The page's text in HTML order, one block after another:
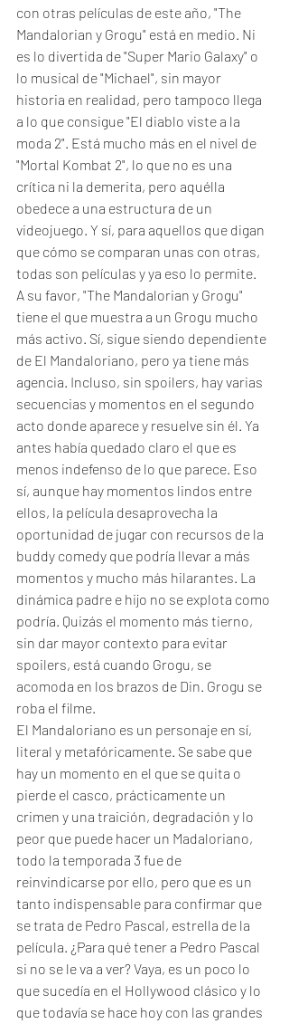
con otras películas de este año, "The
Mandalorian y Grogu" está en medio. Ni
es lo divertida de "Super Mario Galaxy" o
lo musical de "Michael", sin mayor
historia en realidad, pero tampoco llega
a lo que consigue "El diablo viste a la
moda 2". Está mucho más en el nivel de
"Mortal Kombat 2", lo que no es una
crítica ni la demerita, pero aquélla
obedece a una estructura de un
videojuego. Y sí, para aquellos que digan
que cómo se comparan unas con otras,
todas son películas y ya eso lo permite.
A su favor, "The Mandalorian y Grogu"
tiene el que muestra a un Grogu mucho
más activo. Sí, sigue siendo dependiente
de El Mandaloriano, pero ya tiene más
agencia. Incluso, sin spoilers, hay varias
secuencias y momentos en el segundo
acto donde aparece y resuelve sin él. Ya
antes había quedado claro el que es
menos indefenso de lo que parece. Eso
sí, aunque hay momentos lindos entre
ellos, la película desaprovecha la
oportunidad de jugar con recursos de la
buddy comedy que podría llevar a más
momentos y mucho más hilarantes. La
dinámica padre e hijo no se explota como
podría. Quizás el momento más tierno,
sin dar mayor contexto para evitar
spoilers, está cuando Grogu, se
acomoda en los brazos de Din. Grogu se
roba el filme.
El Mandaloriano es un personaje en sí,
literal y metafóricamente. Se sabe que
hay un momento en el que se quita o
pierde el casco, prácticamente un
crimen y una traición, degradación y lo
peor que puede hacer un Madaloriano,
todo la temporada 3 fue de
reinvindicarse por ello, pero que es un
tanto indispensable para confirmar que
se trata de Pedro Pascal, estrella de la
película. ¿Para qué tener a Pedro Pascal
si no se le va a ver? Vaya, es un poco lo
que sucedía en el Hollywood clásico y lo
que todavía se hace hoy con las grandes